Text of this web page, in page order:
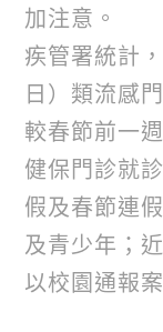
加注意。
疾管署統計
日）類流感
較春節前一週
健保門診就
假及春節連
及青少年；
以校園通報